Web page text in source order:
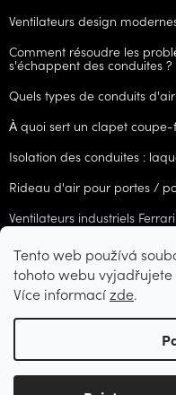
Tento web používá
tohoto webu vyjadřujete
Více informacízde.
Ventilateurs design
Comment résoudre les
s'échappent des conduites ?
Quels types de conduits
À quoi sert un clapet coupe-
Isolation des conduites :
Rideau d'air pour portes /
Ventilateurs industriels Ferrari
ARCHIVES
Copyright 2026